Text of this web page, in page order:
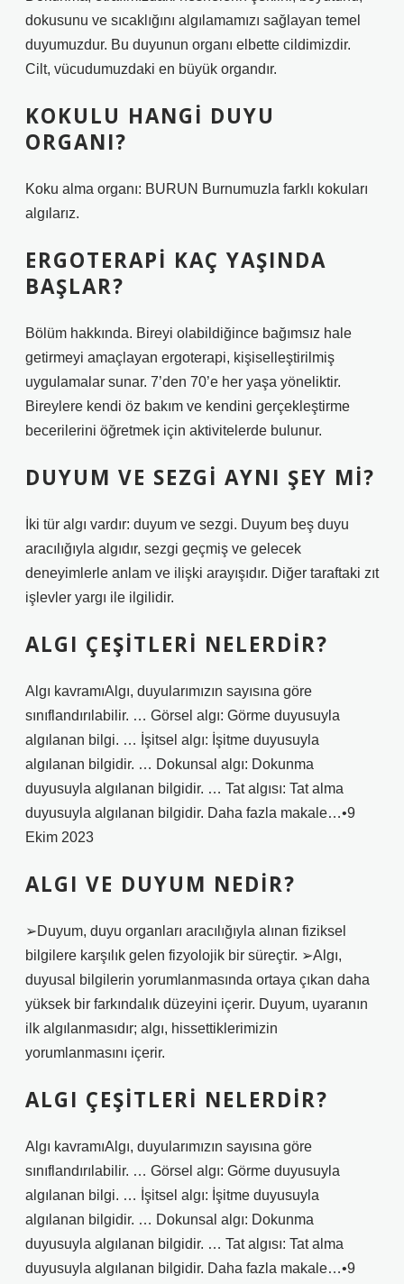
dokusunu ve sıcaklığını algılamamızı sağlayan temel
duyumuzdur. Bu duyunun organı elbette cildimizdir.
Cilt, vücudumuzdaki en büyük organdır.
KOKULU HANGI DUYU
ORGANI?
Koku alma organı: BURUN Burnumuzla farklı kokuları
algılarız.
ERGOTERAPI KAÇ YAŞINDA
BAŞLAR?
Bölüm hakkında. Bireyi olabildiğince bağımsız hale
getirmeyi amaçlayan ergoterapi, kişiselleştirilmiş
uygulamalar sunar. 7’den 70’e her yaşa yöneliktir.
Bireylere kendi öz bakım ve kendini gerçekleştirme
becerilerini öğretmek için aktivitelerde bulunur.
DUYUM VE SEZGI AYNI ŞEY MI?
İki tür algı vardır: duyum ve sezgi. Duyum ​​beş duyu
aracılığıyla algıdır, sezgi geçmiş ve gelecek
deneyimlerle anlam ve ilişki arayışıdır. Diğer taraftaki zıt
işlevler yargı ile ilgilidir.
ALGI ÇEŞITLERI NELERDIR?
Algı kavramıAlgı, duyularımızın sayısına göre
sınıflandırılabilir. … Görsel algı: Görme duyusuyla
algılanan bilgi. … İşitsel algı: İşitme duyusuyla
algılanan bilgidir. … Dokunsal algı: Dokunma
duyusuyla algılanan bilgidir. … Tat algısı: Tat alma
duyusuyla algılanan bilgidir. Daha fazla makale…•9
Ekim 2023
ALGI VE DUYUM NEDIR?
➢Duyum, duyu organları aracılığıyla alınan fiziksel
bilgilere karşılık gelen fizyolojik bir süreçtir. ➢Algı,
duyusal bilgilerin yorumlanmasında ortaya çıkan daha
yüksek bir farkındalık düzeyini içerir. Duyum, uyaranın
ilk algılanmasıdır; algı, hissettiklerimizin
yorumlanmasını içerir.
ALGI ÇEŞITLERI NELERDIR?
Algı kavramıAlgı, duyularımızın sayısına göre
sınıflandırılabilir. … Görsel algı: Görme duyusuyla
algılanan bilgi. … İşitsel algı: İşitme duyusuyla
algılanan bilgidir. … Dokunsal algı: Dokunma
duyusuyla algılanan bilgidir. … Tat algısı: Tat alma
duyusuyla algılanan bilgidir. Daha fazla makale…•9